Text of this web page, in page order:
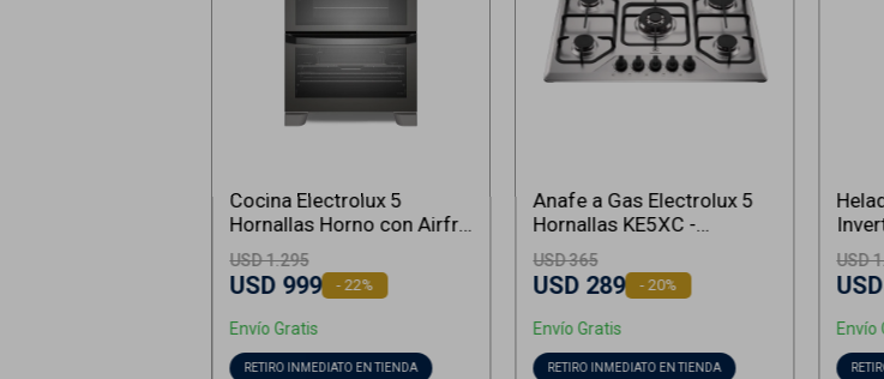
Cocina Electrolux 5
Hornallas Horno con Airfry
FE5AD - Inoxidable
USD 999
USD1.295
22
RETIRO INMEDIATO EN TIENDA
Envío Gratis
Anafe a Gas Electrolux 5
Hornallas KE5XC -
Inoxidable
USD 289
USD365
20
RETIRO INMEDIATO EN TIENDA
Envío Gratis
USD
USD
Envío